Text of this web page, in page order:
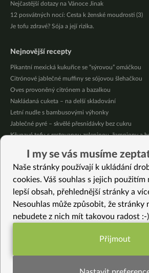
Nejčastější dotazy na Vánoce Jinak
12 posvátných nocí: Cesta k ženské moudrosti (3)
Je tofu zdravé? Sója a její rizika.
Nejnovější recepty
Pikantní mexická kukuřice se “sýrovou” omáčkou
Citrónové jablečné muffiny se sójovou šlehačkou
Oves provoněný citrónem a bazalkou
Nakládaná cuketa – na delší skladování
Letní nudle s bambusovými výhonky
Jablečné pyré – skvělé přesnídávky bez cukru
Křupavé tofu s restovanou zeleninou, žampiony a
Mrkvovo-dýňová krémová polévka
Osvěžující kuskus
Vybrané recepty
Tofu s hatcho miso omáčkou
Řepové brownies s čokoládovým krémem a
Sladkokyselá zeleninová směs s párkem a čočkou
Štědrovečerní menu
I my se vás musíme
Naše stránky používají k ukládání
cookies. Váš souhlas s jejich
lepší obsah, přehlednější stránky a
Nesouhlas může způsobit, že stránky
nebudete z nich mít takovou radost :-)
Funkční nastavení
Přijmout